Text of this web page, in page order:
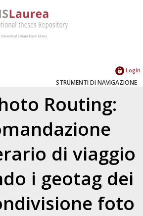
Login
STRUMENTI DI NAVIGAZIONE
Routing:
di viaggio
i geotag dei
foto